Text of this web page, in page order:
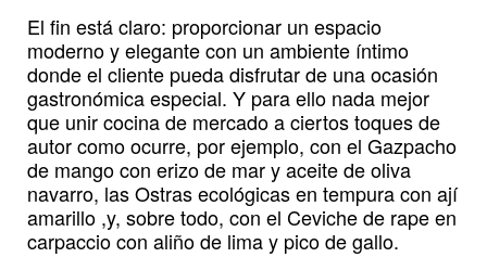
El fin está claro: proporcionar un espacio
moderno y elegante con un ambiente íntimo
donde el cliente pueda disfrutar de una ocasión
gastronómica especial. Y para ello nada mejor
que unir cocina de mercado a ciertos toques de
autor como ocurre, por ejemplo, con el Gazpacho
de mango con erizo de mar y aceite de oliva
navarro, las Ostras ecológicas en tempura con ají
amarillo ,y, sobre todo, con el Ceviche de rape en
carpaccio con aliño de lima y pico de gallo.